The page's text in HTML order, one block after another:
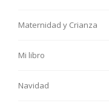
Maternidad y Crianza
Mi libro
Navidad